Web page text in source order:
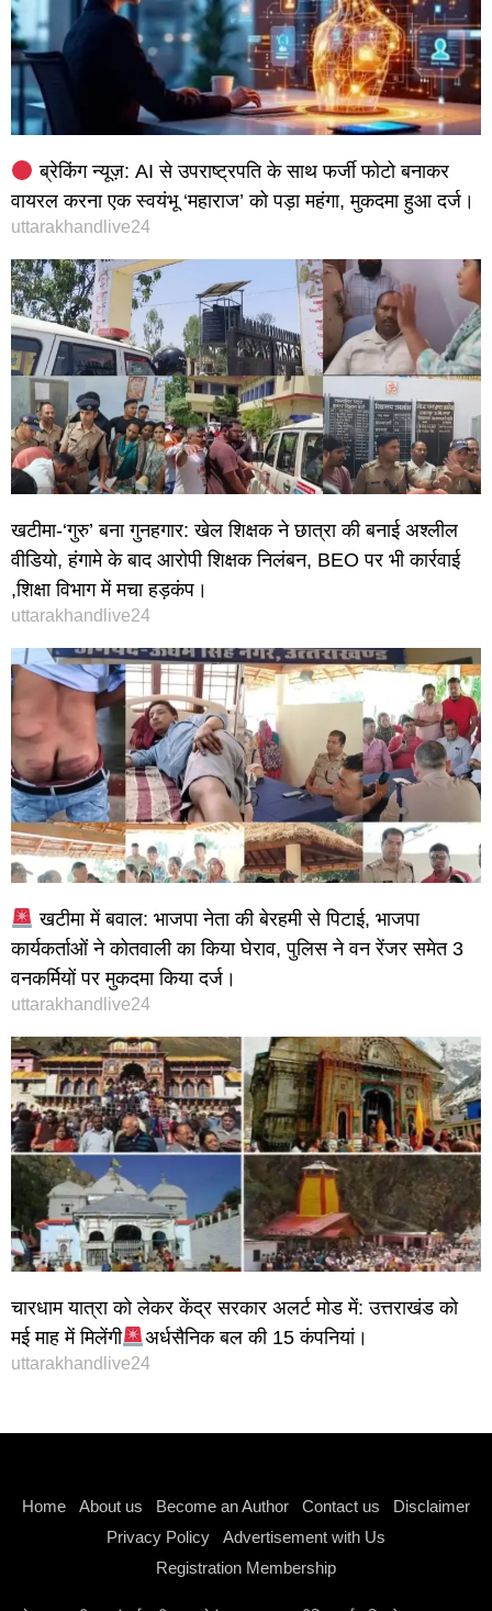
ब्रेकिंग न्यूज़: AI से उपराष्ट्रपति के साथ फर्जी फोटो बनाकर
वायरल करना एक स्वयंभू ‘महाराज’ को पड़ा महंगा, मुकदमा हुआ दर्ज।
uttarakhandlive24
खटीमा-‘गुरु’ बना गुनहगार: खेल शिक्षक ने छात्रा की बनाई अश्लील
वीडियो, हंगामे के बाद आरोपी शिक्षक निलंबन, BEO पर भी कार्रवाई
,शिक्षा विभाग में मचा हड़कंप।
uttarakhandlive24
खटीमा में बवाल: भाजपा नेता की बेरहमी से पिटाई, भाजपा
कार्यकर्ताओं ने कोतवाली का किया घेराव, पुलिस ने वन रेंजर समेत 3
वनकर्मियों पर मुकदमा किया दर्ज।
uttarakhandlive24
चारधाम यात्रा को लेकर केंद्र सरकार अलर्ट मोड में: उत्तराखंड को
मई माह में मिलेंगी
अर्धसैनिक बल की 15 कंपनियां।
uttarakhandlive24
Home About us Become an Author Contact us
Disclaimer
Privacy Policy
Advertisement with Us
Registration Membership